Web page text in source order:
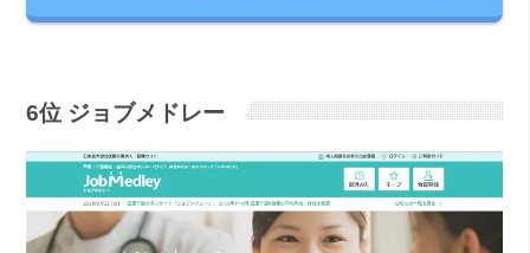
6位 ジョブメドレー